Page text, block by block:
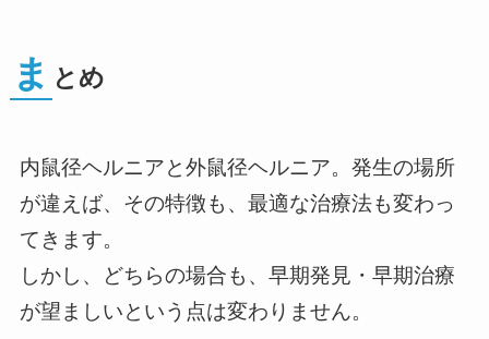
ま とめ
内鼠径ヘルニアと外鼠径ヘルニア。発生の場所
が違えば、その特徴も、最適な治療法も変わっ
てきます。
しかし、どちらの場合も、早期発見・早期治療
が望ましいという点は変わりません。